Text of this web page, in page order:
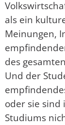
als ein
Meinungen,
des
Und der
oder sie sind
Studiums